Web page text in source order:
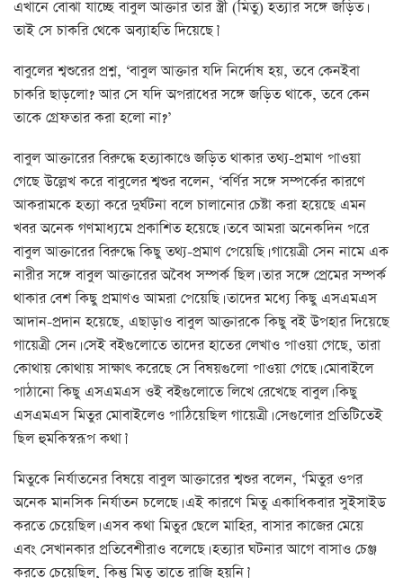
এখানে বোঝা যাচ্ছে বাবুল আক্তার তার স্ত্রী (মিতু) হত্যার সঙ্গে জড়িত।
তাই সে চাকরি থেকে অব্যাহতি দিয়েছে।’
বাবুলের শ্বশুরের প্রশ্ন, ‘বাবুল আক্তার যদি নির্দোষ হয়, তবে কেনইবা
চাকরি ছাড়লো? আর সে যদি অপরাধের সঙ্গে জড়িত থাকে, তবে কেন
তাকে গ্রেফতার করা হলো না?’
বাবুল আক্তারের বিরুদ্ধে হত্যাকাণ্ডে জড়িত থাকার তথ্য-প্রমাণ পাওয়া
গেছে উল্লেখ করে বাবুলের শ্বশুর বলেন, ‘বর্ণির সঙ্গে সম্পর্কের কারণে
আকরামকে হত্যা করে দুর্ঘটনা বলে চালানোর চেষ্টা করা হয়েছে এমন
খবর অনেক গণমাধ্যমে প্রকাশিত হয়েছে। তবে আমরা অনেকদিন পরে
বাবুল আক্তারের বিরুদ্ধে কিছু তথ্য-প্রমাণ পেয়েছি। গায়েত্রী সেন নামে এক
নারীর সঙ্গে বাবুল আক্তারের অবৈধ সম্পর্ক ছিল। তার সঙ্গে প্রেমের সম্পর্ক
থাকার বেশ কিছু প্রমাণও আমরা পেয়েছি। তাদের মধ্যে কিছু এসএমএস
আদান-প্রদান হয়েছে, এছাড়াও বাবুল আক্তারকে কিছু বই উপহার দিয়েছে
গায়েত্রী সেন। সেই বইগুলোতে তাদের হাতের লেখাও পাওয়া গেছে, তারা
কোথায় কোথায় সাক্ষাৎ করেছে সে বিষয়গুলো পাওয়া গেছে। মোবাইলে
পাঠানো কিছু এসএমএস ওই বইগুলোতে লিখে রেখেছে বাবুল। কিছু
এসএমএস মিতুর মোবাইলেও পাঠিয়েছিল গায়েত্রী। সেগুলোর প্রতিটিতেই
ছিল হুমকিস্বরূপ কথা।’
মিতুকে নির্যাতনের বিষয়ে বাবুল আক্তারের শ্বশুর বলেন, ‘মিতুর ওপর
অনেক মানসিক নির্যাতন চলেছে। এই কারণে মিতু একাধিকবার সুইসাইড
করতে চেয়েছিল। এসব কথা মিতুর ছেলে মাহির, বাসার কাজের মেয়ে
এবং সেখানকার প্রতিবেশীরাও বলেছে। হত্যার ঘটনার আগে বাসাও চেঞ্জ
করতে চেয়েছিল, কিন্তু মিতু তাতে রাজি হয়নি।’